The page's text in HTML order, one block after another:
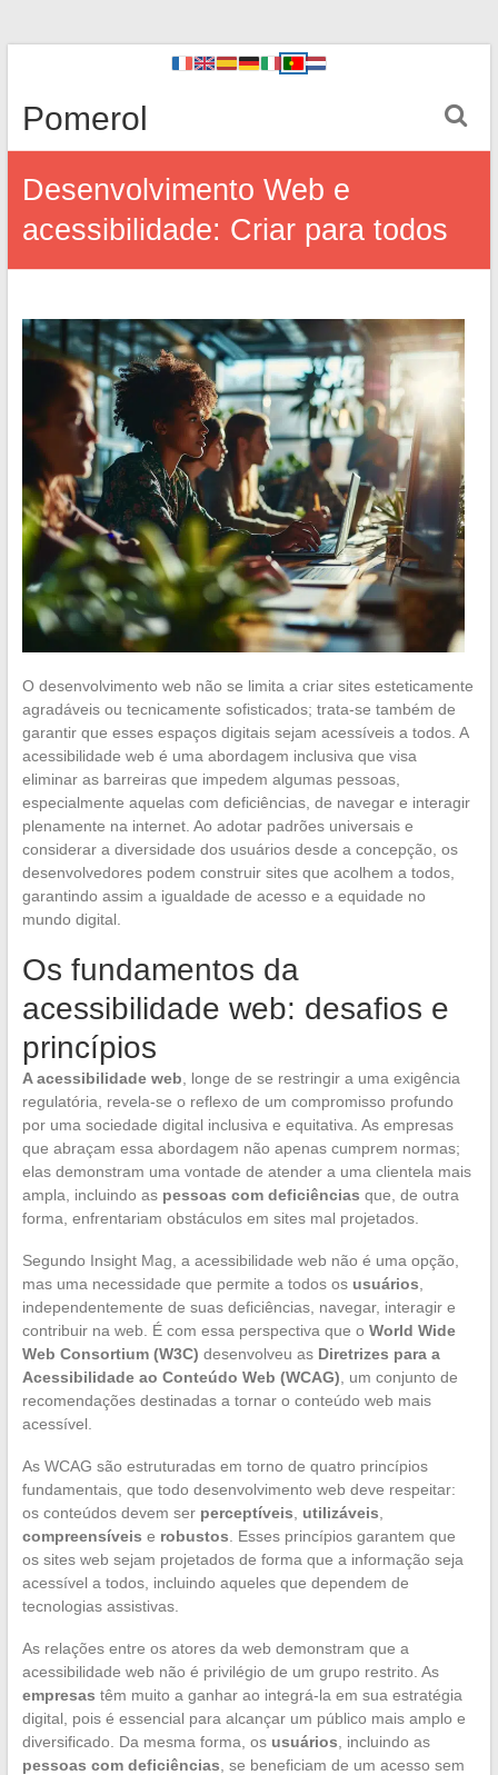
Pomerol
Desenvolvimento Web e
acessibilidade: Criar para todos
O desenvolvimento web não se limita a criar sites esteticamente
agradáveis ou tecnicamente sofisticados; trata-se também de
garantir que esses espaços digitais sejam acessíveis a todos. A
acessibilidade web é uma abordagem inclusiva que visa
eliminar as barreiras que impedem algumas pessoas,
especialmente aquelas com deficiências, de navegar e interagir
plenamente na internet. Ao adotar padrões universais e
considerar a diversidade dos usuários desde a concepção, os
desenvolvedores podem construir sites que acolhem a todos,
garantindo assim a igualdade de acesso e a equidade no
mundo digital.
Os fundamentos da
acessibilidade web: desafios e
princípios
A acessibilidade web , longe de se restringir a uma exigência
regulatória, revela-se o reflexo de um compromisso profundo
por uma sociedade digital inclusiva e equitativa. As empresas
que abraçam essa abordagem não apenas cumprem normas;
elas demonstram uma vontade de atender a uma clientela mais
ampla, incluindo as pessoas com deficiências que, de outra
forma, enfrentariam obstáculos em sites mal projetados.
Segundo Insight Mag, a acessibilidade web não é uma opção,
mas uma necessidade que permite a todos os usuários
independentemente de suas deficiências, navegar, interagir e
contribuir na web. É com essa perspectiva que o World Wide
Web Consortium (W3C) desenvolveu as Diretrizes para a
Acessibilidade ao Conteúdo Web (WCAG) , um conjunto de
recomendações destinadas a tornar o conteúdo web mais
acessível.
As WCAG são estruturadas em torno de quatro princípios
fundamentais, que todo desenvolvimento web deve respeitar:
os conteúdos devem ser perceptíveis utilizáveis
compreensíveis e robustos . Esses princípios garantem que
os sites web sejam projetados de forma que a informação seja
acessível a todos, incluindo aqueles que dependem de
tecnologias assistivas.
As relações entre os atores da web demonstram que a
acessibilidade web não é privilégio de um grupo restrito. As
empresas têm muito a ganhar ao integrá-la em sua estratégia
digital, pois é essencial para alcançar um público mais amplo e
diversificado. Da mesma forma, os usuários , incluindo as
pessoas com deficiências , se beneficiam de um acesso sem